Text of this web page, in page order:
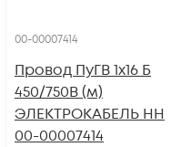
00-00007414
Провод ПуГВ 1х16 Б
450/750В (м)
ЭЛЕКТРОКАБЕЛЬ НН
00-00007414